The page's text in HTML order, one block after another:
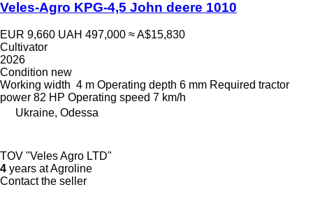
Veles-Agro KPG-4,5 John deere 1010
EUR 9,660 UAH 497,000 ≈ A$15,830
Cultivator
2026
Condition new
Working width 4 m Operating depth 6 mm Required tractor
power 82 HP Operating speed 7 km/h
Ukraine, Odessa
TOV "Veles Agro LTD"
4 years at Agroline
Contact the seller